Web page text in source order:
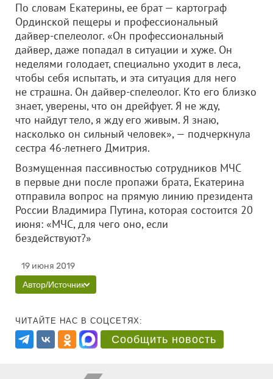
По словам Екатерины, ее брат — картограф
Ординской пещеры и профессиональный
дайвер-спелеолог. «Он профессиональный
дайвер, даже попадал в ситуации и хуже. Он
неделями голодает, специально уходит в леса,
чтобы себя испытать, и эта ситуация для него
не страшна. Он дайвер-спелеолог. Кто его близко
знает, уверены, что он дрейфует. Я не жду,
что найдут тело, я жду его живым. Я знаю,
насколько он сильный человек», — подчеркнула
сестра 46-летнего Дмитрия.
Возмущенная пассивностью сотрудников МЧС
в первые дни после пропажи брата, Екатерина
отправила вопрос на прямую линию президента
России Владимира Путина, которая состоится 20
июня: «МЧС, для чего оно, если
бездействуют?»
19 июня 2019
Автор/Источник
ЧИТАЙТЕ НАС В СОЦСЕТЯХ:
Сообщить новость